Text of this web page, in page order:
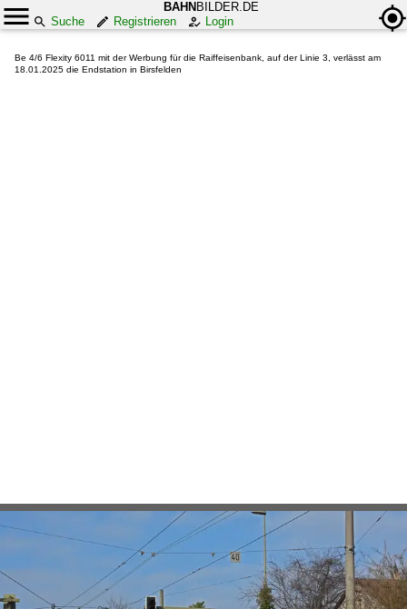
BAHN BILDER.DE
Suche
Registrieren Login
Be 4/6 Flexity 6011 mit der Werbung für die Raiffeisenbank, auf der Linie 3, verlässt am
18.01.2025 die Endstation in Birsfelden